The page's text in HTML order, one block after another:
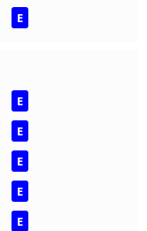
E
E
E
E
E
E